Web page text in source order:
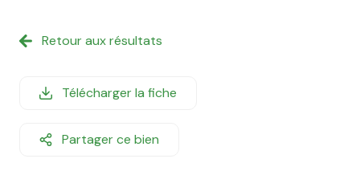
nos
estimation
Retour aux résultats
Télécharger la fiche
Partager ce bien